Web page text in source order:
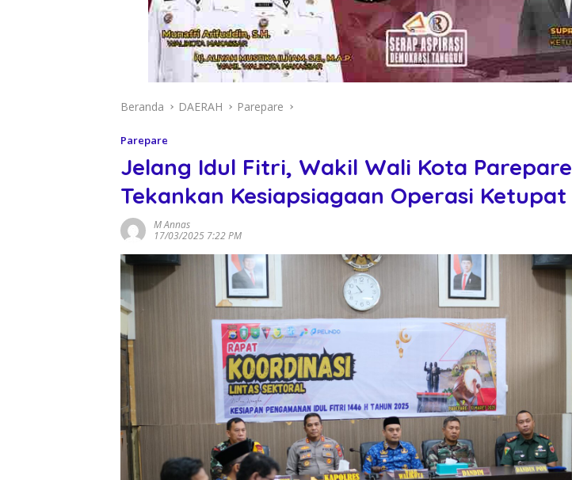
Beranda DAERAH Parepare
Parepare
Jelang Idul Fitri, Wakil Wali Kota Parepare
Tekankan Kesiapsiagaan Operasi Ketupat
M Annas
17/03/2025 7:22 PM